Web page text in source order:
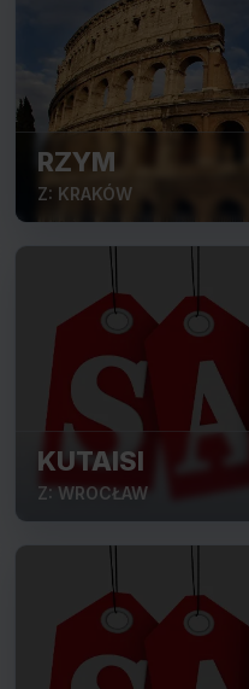
RZYM
Z: KRAKÓW
KUTAISI
Z: WROCŁAW